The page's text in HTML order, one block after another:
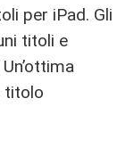
per iPad. Gli
titoli e
titolo